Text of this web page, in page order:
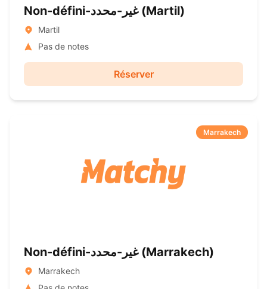
Non-défini-غير-محدد ( Martil)
Martil
Pas de notes
Réserver
Marrakech
Non-défini-غير-محدد ( Marrakech)
Marrakech